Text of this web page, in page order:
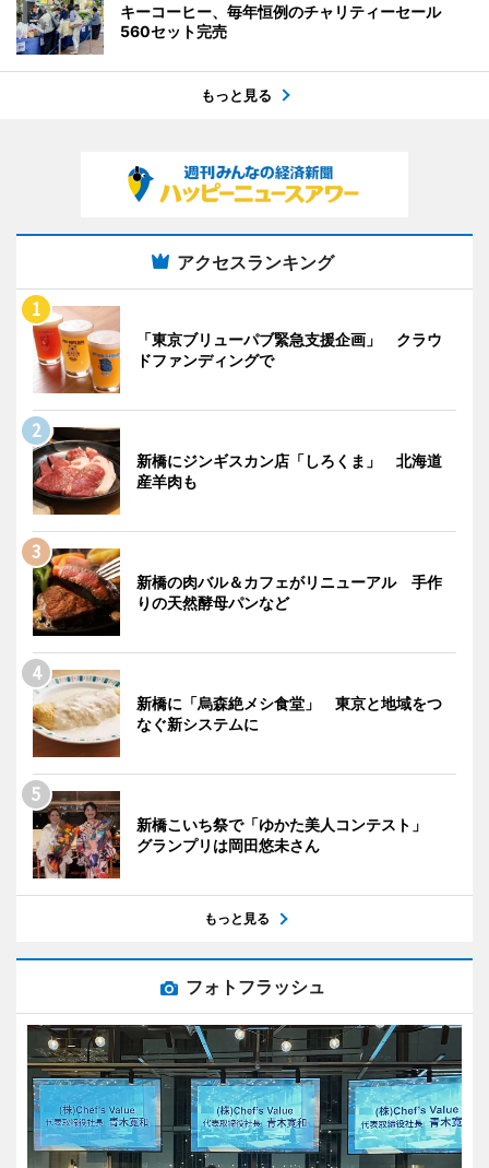
キーコーヒー、毎年恒例のチャリティーセール
560セット完売
もっと見る
アクセスランキング
「東京ブリューパブ緊急支援企画」 クラウ
ドファンディングで
新橋にジンギスカン店「しろくま」 北海道
産羊肉も
新橋の肉バル＆カフェがリニューアル 手作
りの天然酵母パンなど
新橋に「烏森絶メシ食堂」 東京と地域をつ
なぐ新システムに
新橋こいち祭で「ゆかた美人コンテスト」
グランプリは岡田悠未さん
もっと見る
フォトフラッシュ